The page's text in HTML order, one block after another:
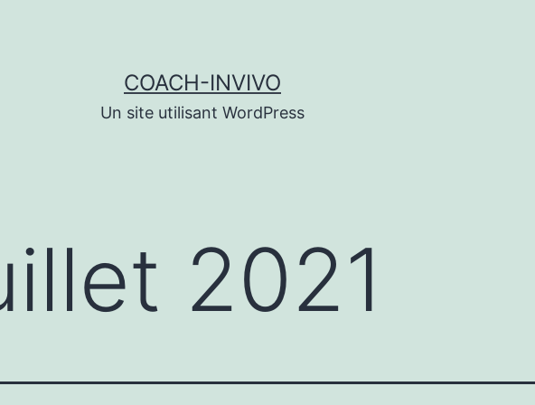
COACH-INVIVO
Un site utilisant WordPress
2021